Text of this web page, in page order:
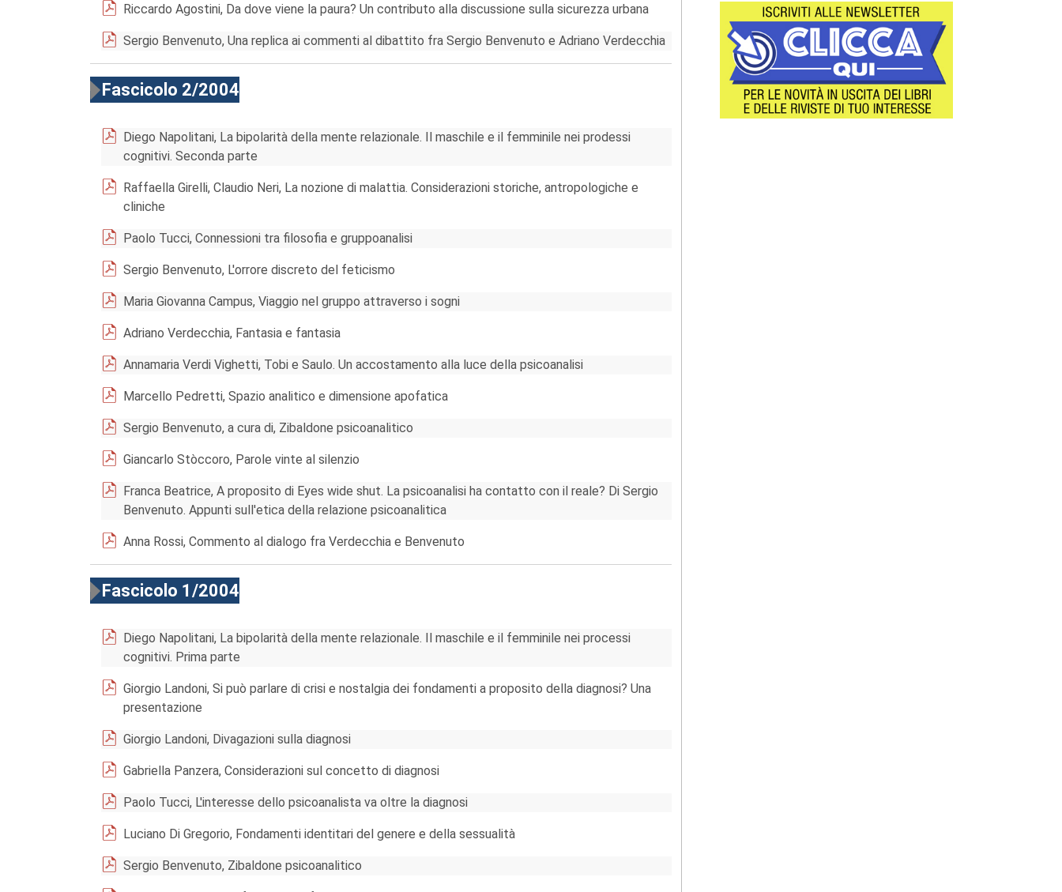
Riccardo Agostini, Da dove viene la paura? Un contributo alla discussione sulla sicurezza urbana
Sergio Benvenuto, Una replica ai commenti al dibattito fra Sergio Benvenuto e Adriano Verdecchia
Fascicolo 2/2004
Diego Napolitani, La bipolarità della mente relazionale. Il maschile e il femminile nei prodessi
cognitivi. Seconda parte
Raffaella Girelli, Claudio Neri, La nozione di malattia. Considerazioni storiche, antropologiche e
cliniche
Paolo Tucci, Connessioni tra filosofia e gruppoanalisi
Sergio Benvenuto, L'orrore discreto del feticismo
Maria Giovanna Campus, Viaggio nel gruppo attraverso i sogni
Adriano Verdecchia, Fantasia e fantasia
Annamaria Verdi Vighetti, Tobi e Saulo. Un accostamento alla luce della psicoanalisi
Marcello Pedretti, Spazio analitico e dimensione apofatica
Sergio Benvenuto, a cura di, Zibaldone psicoanalitico
Giancarlo Stòccoro, Parole vinte al silenzio
Franca Beatrice, A proposito di Eyes wide shut. La psicoanalisi ha contatto con il reale? Di Sergio
Benvenuto. Appunti sull'etica della relazione psicoanalitica
Anna Rossi, Commento al dialogo fra Verdecchia e Benvenuto
Fascicolo 1/2004
Diego Napolitani, La bipolarità della mente relazionale. Il maschile e il femminile nei processi
cognitivi. Prima parte
Giorgio Landoni, Si può parlare di crisi e nostalgia dei fondamenti a proposito della diagnosi? Una
presentazione
Giorgio Landoni, Divagazioni sulla diagnosi
Gabriella Panzera, Considerazioni sul concetto di diagnosi
Paolo Tucci, L'interesse dello psicoanalista va oltre la diagnosi
Luciano Di Gregorio, Fondamenti identitari del genere e della sessualità
Sergio Benvenuto, Zibaldone psicoanalitico